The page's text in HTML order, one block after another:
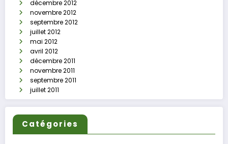
décembre 2012
novembre 2012
septembre 2012
juillet 2012
mai 2012
avril 2012
décembre 2011
novembre 2011
septembre 2011
juillet 2011
Catégories